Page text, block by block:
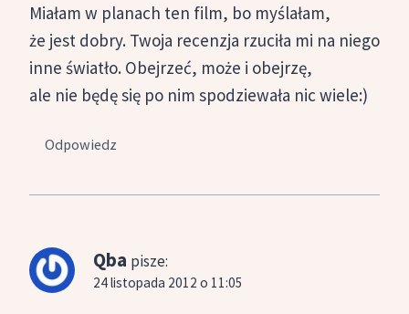
Miałam w planach ten film, bo myślałam,
że jest dobry. Twoja recenzja rzuciła mi na niego
inne światło. Obejrzeć, może i obejrzę,
ale nie będę się po nim spodziewała nic wiele:)
Odpowiedz
Qba pisze:
24 listopada 2012 o 11:05